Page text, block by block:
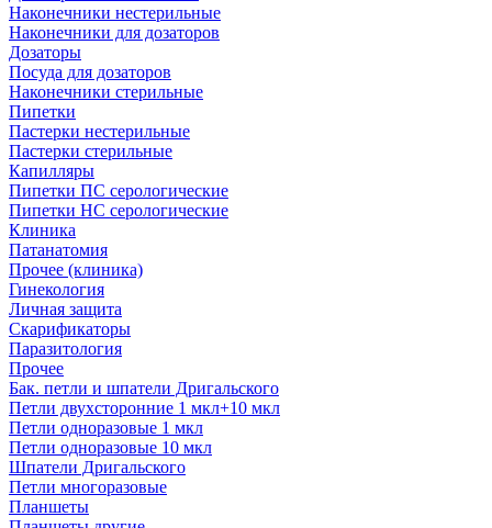
Наконечники нестерильные
Наконечники для дозаторов
Дозаторы
Посуда для дозаторов
Наконечники стерильные
Пипетки
Пастерки нестерильные
Пастерки стерильные
Капилляры
Пипетки ПС серологические
Пипетки НС серологические
Клиника
Патанатомия
Прочее (клиника)
Гинекология
Личная защита
Скарификаторы
Паразитология
Прочее
Бак. петли и шпатели Дригальского
Петли двухсторонние 1 мкл+10 мкл
Петли одноразовые 1 мкл
Петли одноразовые 10 мкл
Шпатели Дригальского
Петли многоразовые
Планшеты